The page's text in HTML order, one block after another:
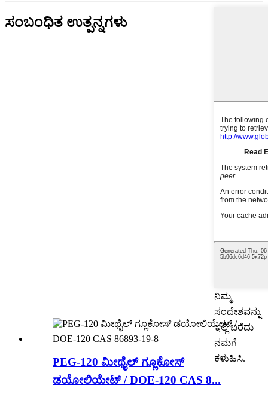
ನಿಮ್ಮ
ಸಂದೇಶವನ್ನು
ಇಲ್ಲಿ ಬರೆದು
ನಮಗೆ
ಕಳುಹಿಸಿ.
ಸಂಬಂಧಿತ ಉತ್ಪನ್ನಗಳು
PEG-120 ಮೀಥೈಲ್ ಗ್ಲೂಕೋಸ್
ಡಯೋಲಿಯೇಟ್ / DOE-120 CAS 8...